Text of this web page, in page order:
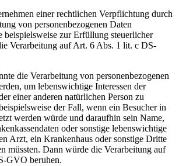
einer rechtlichen Verpflichtung durch
von personenbezogenen Daten
zur Erfüllung steuerlicher
Verarbeitung auf Art. 6 Abs. 1 lit. c DS-
die Verarbeitung von personenbezogenen
um lebenswichtige Interessen der
einer anderen natürlichen Person zu
der Fall, wenn ein Besucher in
werden würde und daraufhin sein Name,
oder sonstige lebenswichtige
Arzt, ein Krankenhaus oder sonstige Dritte
müssten. Dann würde die Verarbeitung auf
GVO beruhen.